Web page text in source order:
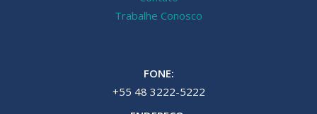
Trabalhe Conosco
FONE:
+55 48 3222-5222